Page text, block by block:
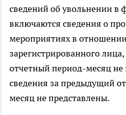
сведений об увольнении
включаются сведения о
мероприятиях в
зарегистрированного
отчетный период-месяц
сведения за предыдущий
месяц не представлены.